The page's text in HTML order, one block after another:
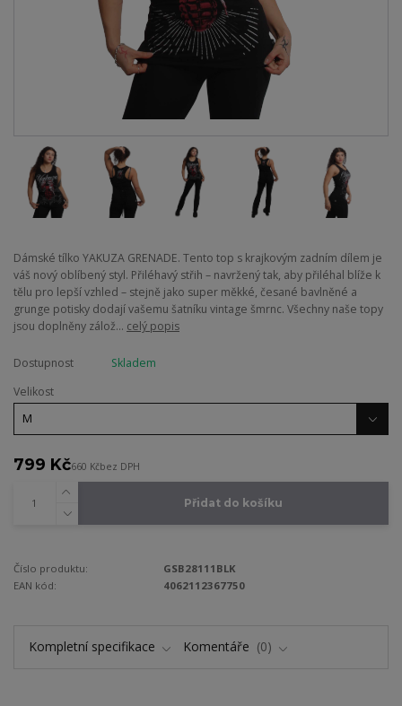
Dámské tílko YAKUZA GRENADE. Tento top s krajkovým zadním dílem je
váš nový oblíbený styl. Přiléhavý střih – navržený tak, aby přiléhal blíže k
tělu pro lepší vzhled – stejně jako super měkké, česané bavlněné a
grunge potisky dodají vašemu šatníku vintage šmrnc. Všechny naše topy
jsou doplněny zálož... celý popis
Dostupnost
Skladem
Velikost
799 Kč660 Kčbez DPH
Přidat do košíku
Číslo produktu:
GSB28111BLK
EAN kód:
4062112367750
Kompletní specifikace Komentáře 0